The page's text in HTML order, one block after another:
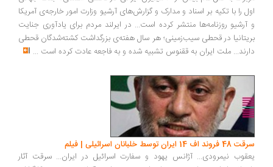
اول را با تکیه بر اسناد و مدارک و گزارش‌های آرشیو وزارت امور خارجه‌ی آمریکا
و آرشیو روزنامه‌ها منتشر کرده است... در ایرلند مردم برای یادآوری جنایت
بریتانیا در قحطی سیب‌زمینی؛ هر سال هفته‌ی بزرگداشت کشته‌شدگان قحطی
دارند... ملت ایران به ققنوس تشبیه شده و به فاجعه عادت کرده است ...
سرقت 48 فروند اف 14 ایران توسط خلبانان اسرائیلی | فیلم
یعقوب نیمرودی... آژانس یهود و سفارت اسرائیل در ایران... سرقت آثار